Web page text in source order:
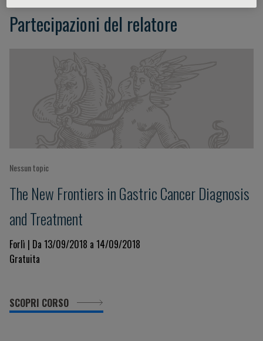
Partecipazioni del relatore
Nessun topic
The New Frontiers in Gastric Cancer Diagnosis
and Treatment
Forlì | Da 13/09/2018 a 14/09/2018
Gratuita
SCOPRI CORSO